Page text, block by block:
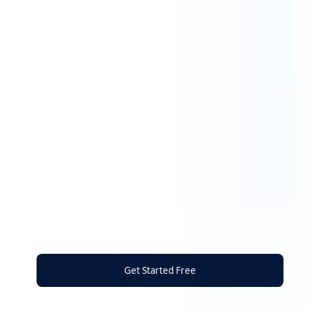
Get Started Free